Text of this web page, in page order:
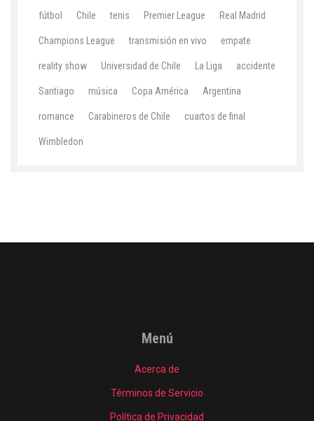
fútbol Chile tenis Premier League Real Madrid
Champions League transmisión en vivo empate
reality show Universidad de Chile La Liga accidente
Santiago música Copa América Argentina
romance Carabineros de Chile cuartos de final
Wimbledon
Menú
Acerca de
Términos de Servicio
Política de Privacidad